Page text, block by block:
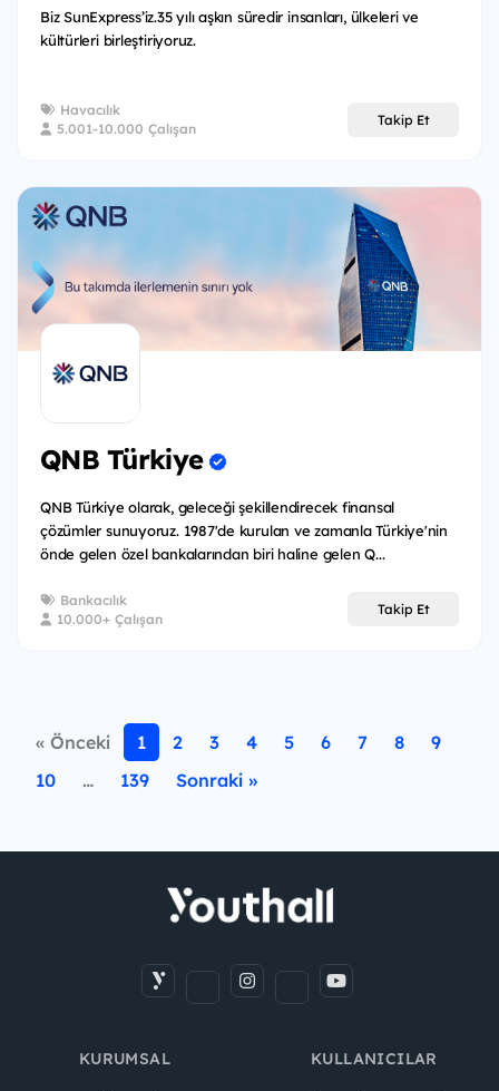
Biz SunExpress’iz.35 yılı aşkın süredir insanları, ülkeleri ve
kültürleri birleştiriyoruz.
Havacılık
5.001-10.000 Çalışan
Takip Et
QNB Türkiye
QNB Türkiye olarak, geleceği şekillendirecek finansal
çözümler sunuyoruz. 1987'de kurulan ve zamanla Türkiye'nin
önde gelen özel bankalarından biri haline gelen Q...
Bankacılık
10.000+ Çalışan
Takip Et
« Önceki 1 2 3 4 5 6 7 8
9
10
… 139 Sonraki »
KURUMSAL KULLANICILAR